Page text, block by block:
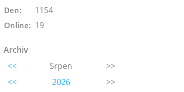
Online: 19
Den: 1154
Archiv
<<
Srpen
>>
<<
2026 >>